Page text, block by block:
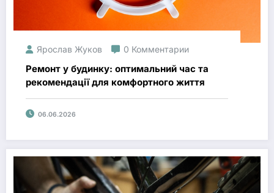
Ярослав Жуков 0 Комментарии
Ремонт у будинку: оптимальний час та
рекомендації для комфортного життя
06.06.2026